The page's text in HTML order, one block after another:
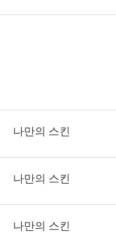
나만의 스킨
나만의 스킨
나만의 스킨